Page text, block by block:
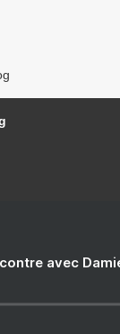
avec